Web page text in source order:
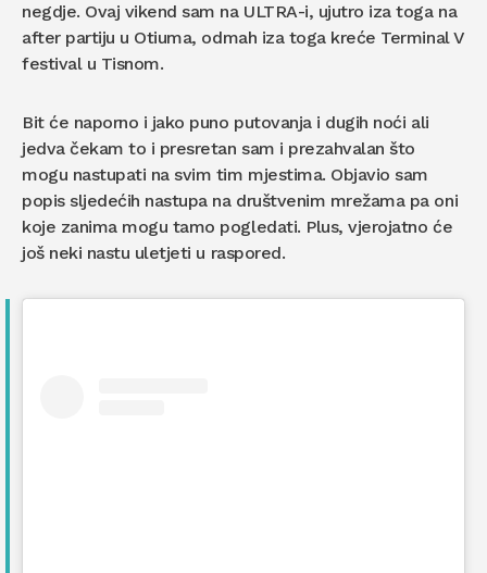
negdje. Ovaj vikend sam na ULTRA-i, ujutro iza toga na
after partiju u Otiuma, odmah iza toga kreće Terminal V
festival u Tisnom.
Bit će naporno i jako puno putovanja i dugih noći ali
jedva čekam to i presretan sam i prezahvalan što
mogu nastupati na svim tim mjestima. Objavio sam
popis sljedećih nastupa na društvenim mrežama pa oni
koje zanima mogu tamo pogledati. Plus, vjerojatno će
još neki nastu uletjeti u raspored.